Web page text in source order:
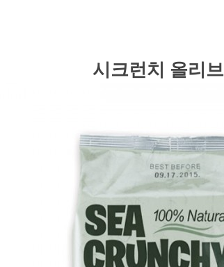
시크런치 올리브